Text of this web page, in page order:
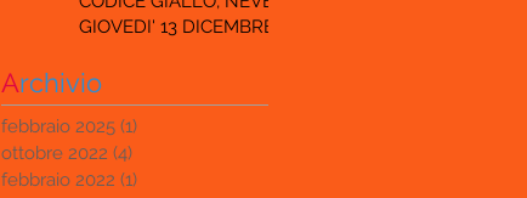
GIOVEDI' 13 DICEMBRE.
Archivio
febbraio 2025 (1)
ottobre 2022 (4)
febbraio 2022 (1)